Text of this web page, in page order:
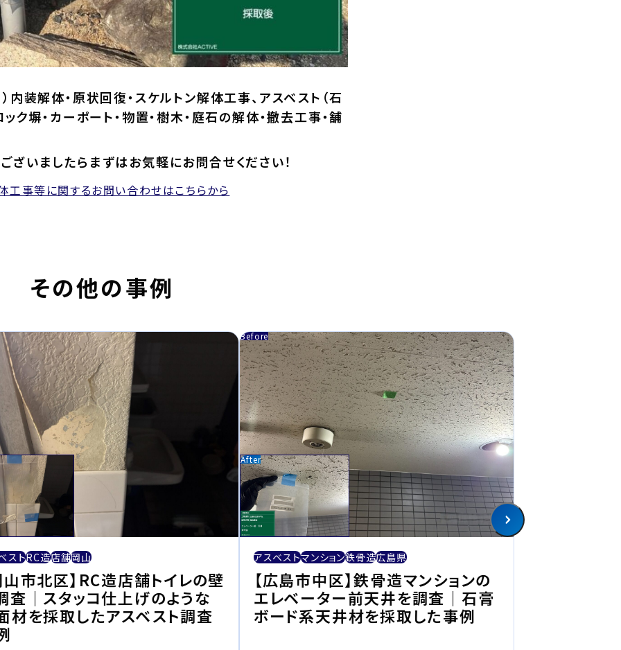
装解体・原状回復・スケルトン解体工事、アスベスト（石
ク塀・カーポート・物置・樹木・庭石の解体・撤去工事・舗
いましたらまずはお気軽にお問合せください！
体工事等に関するお問い合わせはこちらから
その他の事例
ストRC造店舗岡山
山市北区】RC造店舗トイレの壁
査｜スタッコ仕上げのような
材を採取したアスベスト調査
アスベストマンション鉄骨造広島県
【広島市中区】鉄骨造マンションの
エレベーター前天井を調査｜石膏
ボード系天井材を採取した事例